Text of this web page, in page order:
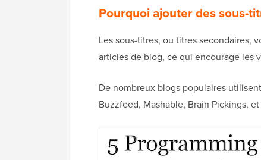
Pourquoi ajouter des sous-
Les sous-titres, ou titres secondaires,
articles de blog, ce qui encourage les
De nombreux blogs populaires
Buzzfeed, Mashable, Brain Pickings,